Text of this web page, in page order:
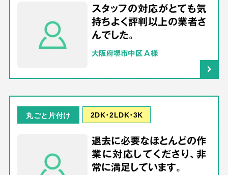
スタッフの対応がとても気
持ちよく評判以上の業者さ
んでした。
大阪府堺市中区 A様
丸ごと片付け 2DK･2LDK･3K
退去に必要なほとんどの作
業に対応してくださり、非
常に満足しています。